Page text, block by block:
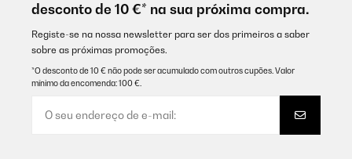
desconto de 10 €* na sua próxima compra.
Registe-se na nossa newsletter para ser dos primeiros a saber
sobre as próximas promoções.
*O desconto de 10 € não pode ser acumulado com outros cupões. Valor
mínimo da encomenda: 100 €.